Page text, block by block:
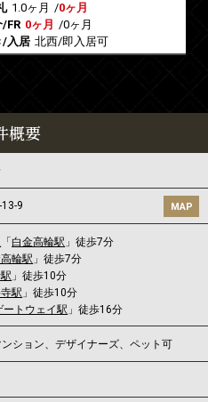
1.0ヶ月 /0ヶ月
FR 0ヶ月 /0ヶ月
/入居 北西/即入居可
概要
9 MAP
「 白金高輪駅 」徒歩7分
輪駅 」徒歩7分
」徒歩10分
駅 」徒歩10分
ートウェイ駅 」徒歩16分
ンション、デザイナーズ、ペット可